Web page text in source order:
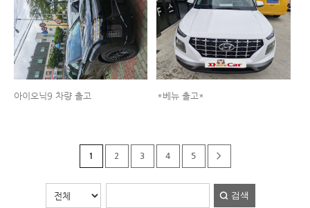
아이오닉9 차량 출고 *베뉴 출고*
1 2 3 4 5 >
검색